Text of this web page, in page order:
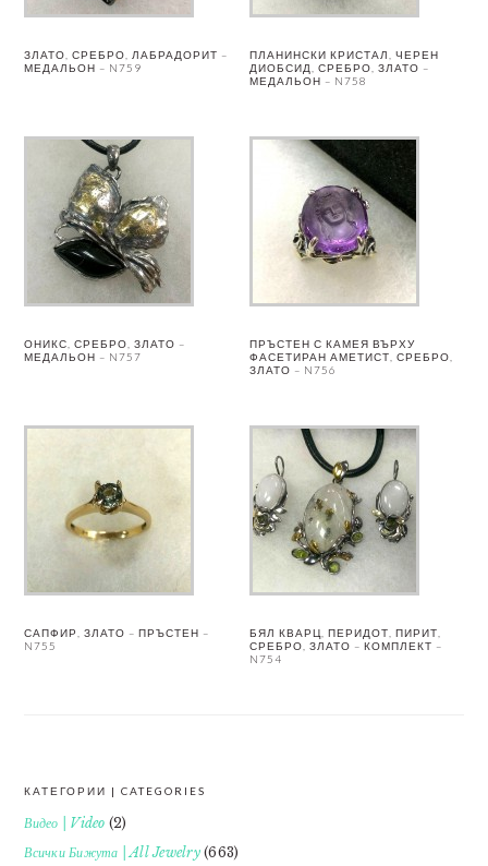
ЗЛАТО, СРЕБРО, ЛАБРАДОРИТ –
МЕДАЛЬОН – N759
ПЛАНИНСКИ КРИСТАЛ, ЧЕРЕН
ДИОБСИД, СРЕБРО, ЗЛАТО –
МЕДАЛЬОН – N758
ОНИКС, СРЕБРО, ЗЛАТО –
МЕДАЛЬОН – N757
ПРЪСТЕН С КАМЕЯ ВЪРХУ
ФАСЕТИРАН АМЕТИСТ, СРЕБРО,
ЗЛАТО – N756
САПФИР, ЗЛАТО – ПРЪСТЕН –
N755
БЯЛ КВАРЦ, ПЕРИДОТ, ПИРИТ,
СРЕБРО, ЗЛАТО – КОМПЛЕКТ –
N754
FOOTER
КАТЕГОРИИ | CATEGORIES
Видео | Video (2)
Всички Бижута | All Jewelry(663)